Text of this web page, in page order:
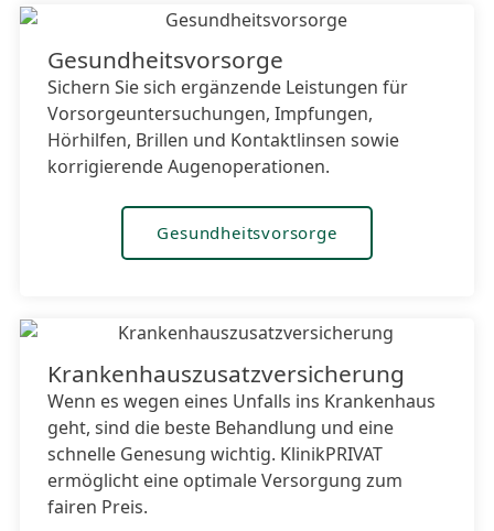
Gesundheitsvorsorge
Sichern Sie sich ergänzende Leistungen für
Vorsorgeuntersuchungen, Impfungen,
Hörhilfen, Brillen und Kontaktlinsen sowie
korrigierende Augenoperationen.
Gesundheitsvorsorge
Hier klicken
Krankenhauszusatzversicherung
Wenn es wegen eines Unfalls ins Krankenhaus
geht, sind die beste Behandlung und eine
schnelle Genesung wichtig. KlinikPRIVAT
ermöglicht eine optimale Versorgung zum
fairen Preis.